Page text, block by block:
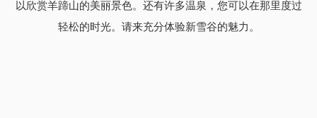
以欣赏羊蹄山的美丽景色。还有许多温泉，您可以在那里度过
轻松的时光。请来充分体验新雪谷的魅力。